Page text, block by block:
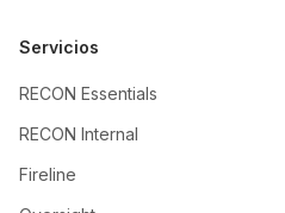
Servicios
RECON Essentials
RECON Internal
Fireline